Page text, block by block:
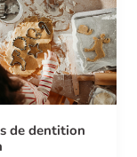
de dentition